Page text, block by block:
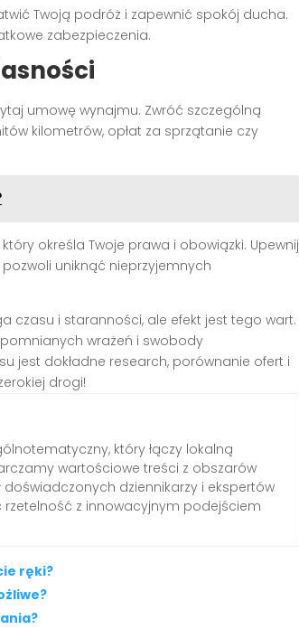
Twoją podróż i zapewnić spokój ducha.
zabezpieczenia.
umowę wynajmu. Zwróć szczególną
kilometrów, opłat za sprzątanie czy
określa Twoje prawa i obowiązki. Upewnij
pozwoli uniknąć nieprzyjemnych
czasu i staranności, ale efekt jest tego wart.
wrażeń i swobody
jest dokładne research, porównanie ofert i
drogi!
który łączy lokalną
wartościowe treści z obszarów
doświadczonych dziennikarzy i ekspertów
rzetelność z innowacyjnym podejściem
ręki?